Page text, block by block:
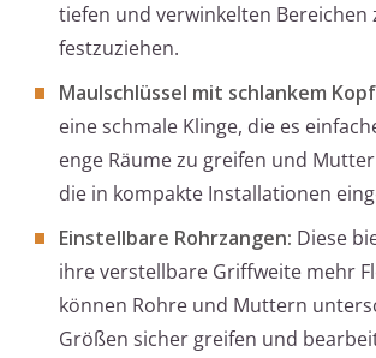
tiefen und verwinkelten Bereichen
festzuziehen.
Maulschlüssel mit schlankem
eine schmale Klinge, die es
enge Räume zu greifen und
die in kompakte Installationen
Einstellbare Rohrzangen: Diese
ihre verstellbare Griffweite mehr
können Rohre und Muttern
Größen sicher greifen und